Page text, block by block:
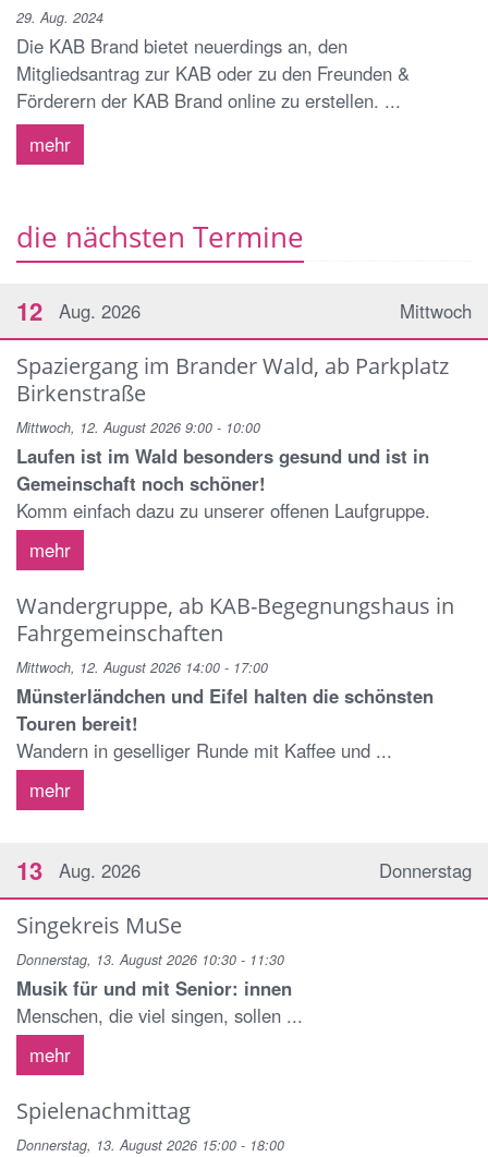
29. Aug. 2024
Die KAB Brand bietet neuerdings an, den
Mitgliedsantrag zur KAB oder zu den Freunden &
Förderern der KAB Brand online zu erstellen. ...
mehr
die nächsten Termine
Mittwoch
12 Aug. 2026
Spaziergang im Brander Wald, ab Parkplatz
Birkenstraße
Mittwoch, 12. August 2026 9:00 - 10:00
Laufen ist im Wald besonders gesund und ist in
Gemeinschaft noch schöner!
Komm einfach dazu zu unserer offenen Laufgruppe.
mehr
Wandergruppe, ab KAB-Begegnungshaus in
Fahrgemeinschaften
Mittwoch, 12. August 2026 14:00 - 17:00
Münsterländchen und Eifel halten die schönsten
Touren bereit!
Wandern in geselliger Runde mit Kaffee und ...
mehr
Donnerstag
13 Aug. 2026
Singekreis MuSe
Donnerstag, 13. August 2026 10:30 - 11:30
Musik für und mit Senior: innen
Menschen, die viel singen, sollen ...
mehr
Spielenachmittag
Donnerstag, 13. August 2026 15:00 - 18:00